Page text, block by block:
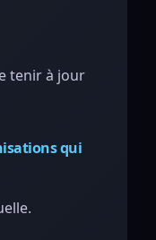
tenir à jour
qui